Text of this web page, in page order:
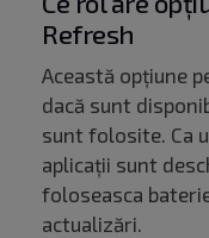
Refresh
Această opțiune
dacă sunt
sunt folosite. Ca
aplicații sunt
foloseasca
actualizări.